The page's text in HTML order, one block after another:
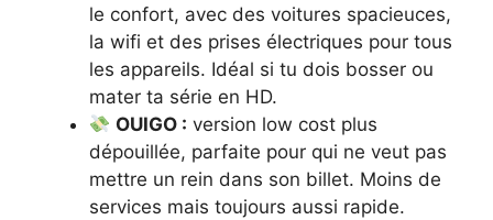
le confort, avec des voitures spacieuces,
la wifi et des prises électriques pour tous
les appareils. Idéal si tu dois bosser ou
mater ta série en HD.
OUIGO : version low cost plus
dépouillée, parfaite pour qui ne veut pas
mettre un rein dans son billet. Moins de
services mais toujours aussi rapide.